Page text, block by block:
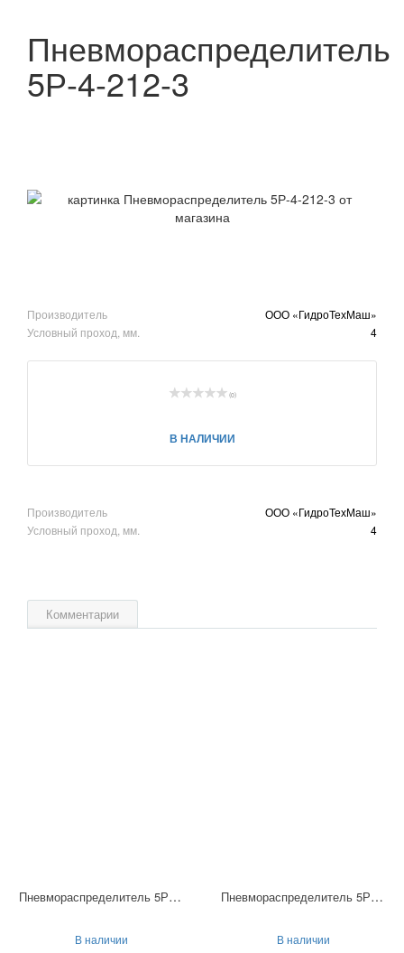
Пневмораспределитель
5Р-4-212-3
Производитель
ООО «ГидроТехМаш»
Условный проход, мм.
4
(0)
В НАЛИЧИИ
Производитель
ООО «ГидроТехМаш»
Условный проход, мм.
4
Комментарии
Пневмораспределитель 5Р-6-212-3
В наличии
Пневмораспределитель 5Р-10-212-3
В наличии